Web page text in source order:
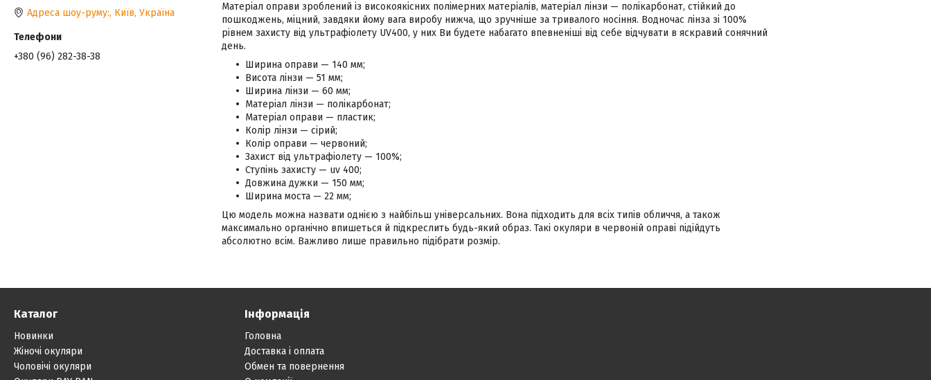
Матеріал оправи зроблений із високоякісних полімерних матеріалів, матеріал лінзи — полікарбонат, стійкий до
пошкоджень, міцний, завдяки йому вага виробу нижча, що зручніше за тривалого носіння. Водночас лінза зі 100%
рівнем захисту від ультрафіолету UV400, у них Ви будете набагато впевненіші від себе відчувати в яскравий сонячний
день.
Ширина оправи — 140 мм;
Висота лінзи — 51 мм;
Ширина лінзи — 60 мм;
Матеріал лінзи — полікарбонат;
Матеріал оправи — пластик;
Колір лінзи — сірий;
Колір оправи — червоний;
Захист від ультрафіолету — 100%;
Ступінь захисту — uv 400;
Довжина дужки — 150 мм;
Ширина моста — 22 мм;
Цю модель можна назвати однією з найбільш універсальних. Вона підходить для всіх типів обличчя, а також
максимально органічно впишеться й підкреслить будь-який образ. Такі окуляри в червоній оправі підійдуть
абсолютно всім. Важливо лише правильно підібрати розмір.
Адреса шоу-руму:, Київ, Україна
+380 (96) 282-38-38
Каталог
Новинки
Жіночі окуляри
Чоловічі окуляри
Інформація
Головна
Доставка і оплата
Обмен та повернення